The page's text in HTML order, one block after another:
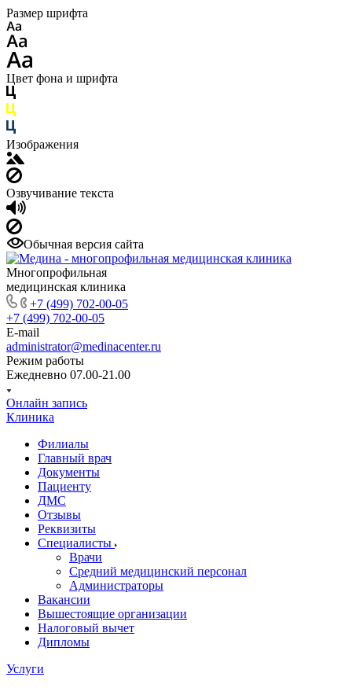
Размер шрифта
Цвет фона и шрифта
Изображения
Озвучивание текста
Обычная версия сайта
Многопрофильная
медицинская клиника
+7 (499) 702-00-05
+7 (499) 702-00-05
E-mail
administrator@medinacenter.ru
Режим работы
Ежедневно 07.00-21.00
Онлайн запись
Клиника
Филиалы
Главный врач
Документы
Пациенту
ДМС
Отзывы
Реквизиты
Специалисты
Врачи
Средний медицинский персонал
Администраторы
Вакансии
Вышестоящие организации
Налоговый вычет
Дипломы
Услуги